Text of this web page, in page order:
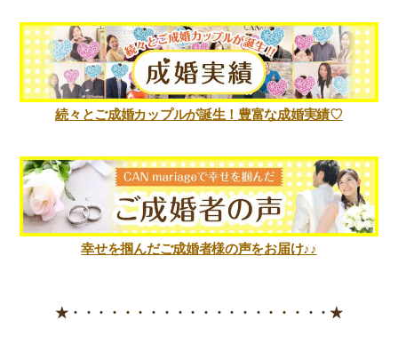
続々とご成婚カップルが誕生！豊富な成婚実績♡
幸せを掴んだご成婚者様の声をお届け♪♪
★・・・・・・・・・・・・・・・・・・・・★